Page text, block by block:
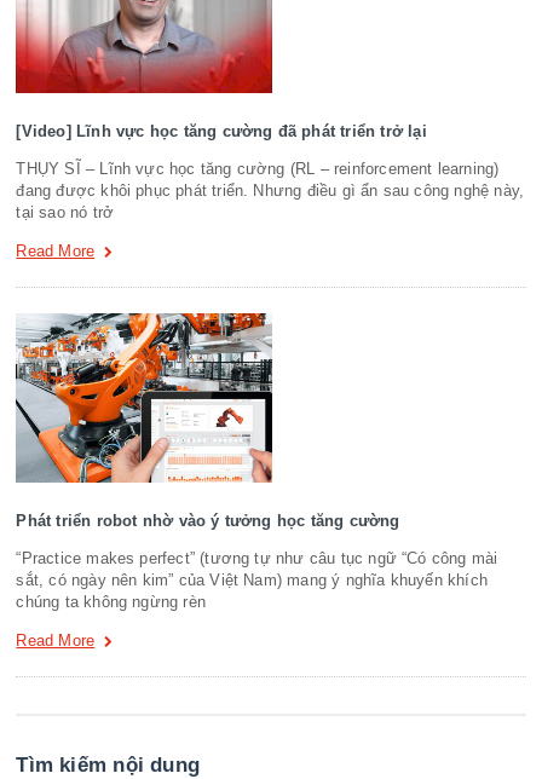
[Video] Lĩnh vực học tăng cường đã phát triển trở lại
THỤY SĨ – Lĩnh vực học tăng cường (RL – reinforcement learning)
đang được khôi phục phát triển. Nhưng điều gì ẩn sau công nghệ này,
tại sao nó trở
Read More
Phát triển robot nhờ vào ý tưởng học tăng cường
“Practice makes perfect” (tương tự như câu tục ngữ “Có công mài
sắt, có ngày nên kim” của Việt Nam) mang ý nghĩa khuyến khích
chúng ta không ngừng rèn
Read More
Tìm kiếm nội dung